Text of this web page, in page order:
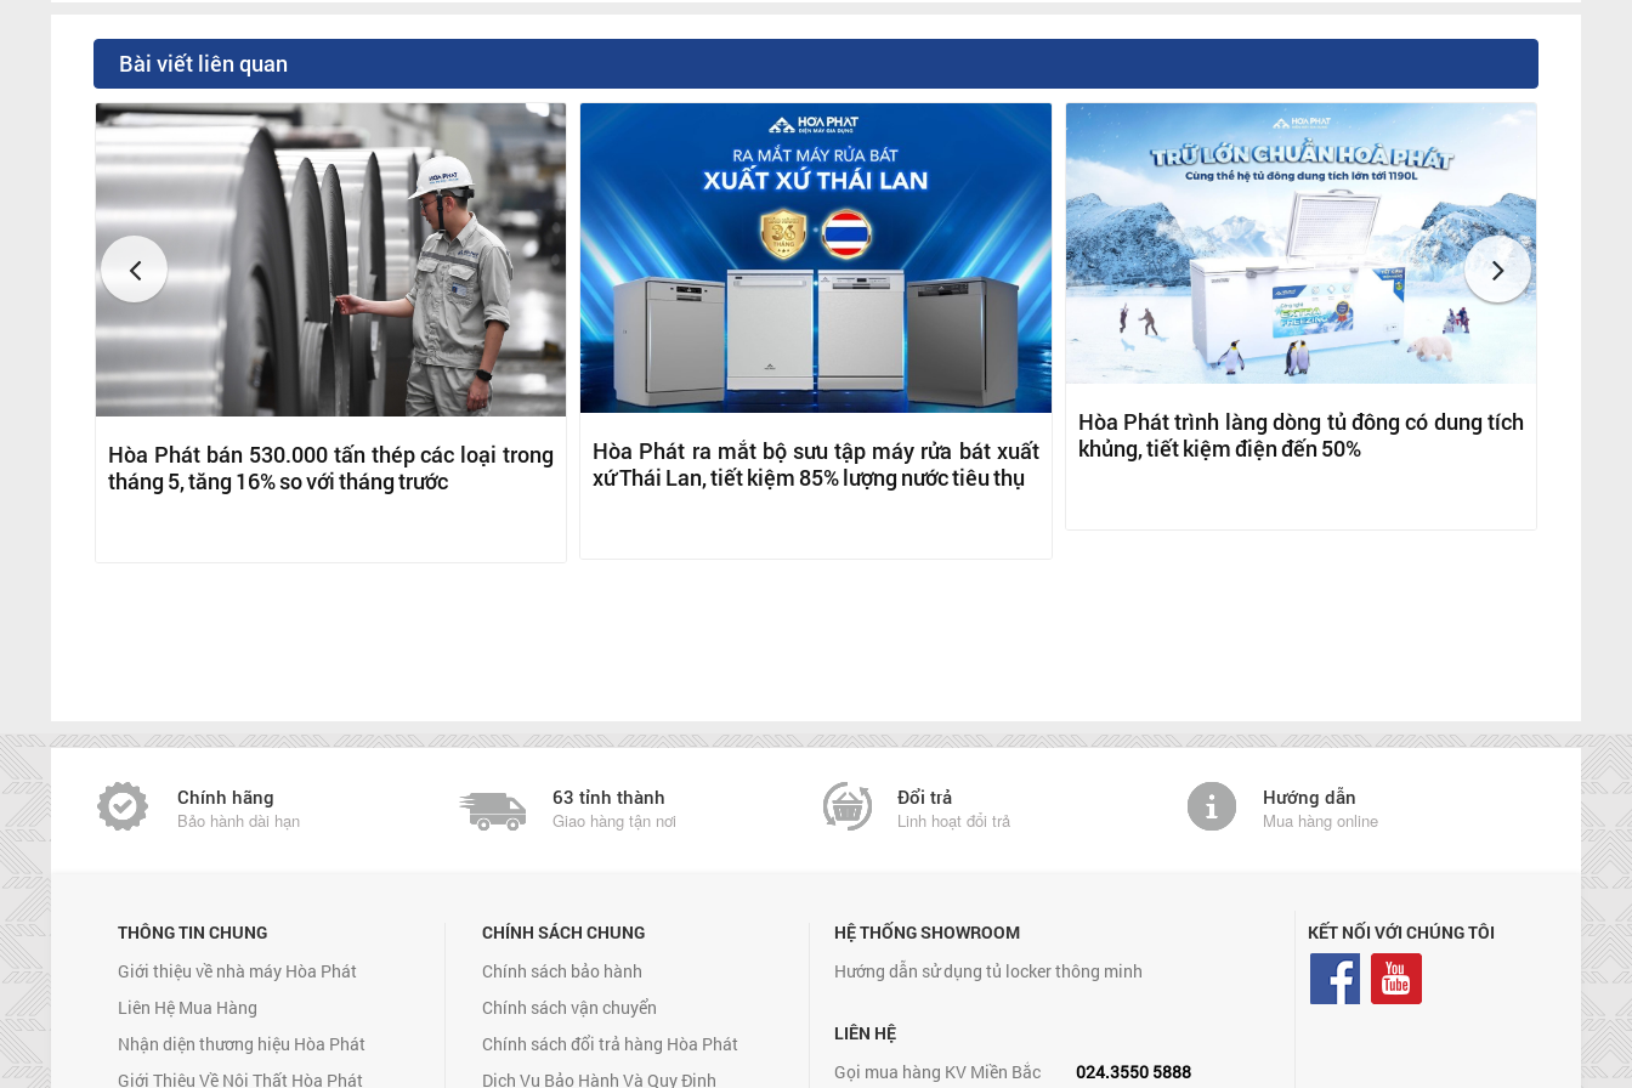
Bài viết liên quan
Hòa Phát bán 530.000 tấn thép các loại trong
tháng 5, tăng 16% so với tháng trước
Hòa Phát ra mắt bộ sưu tập máy rửa bát xuất
xứ Thái Lan, tiết kiệm 85% lượng nước tiêu thụ
Hòa Phát trình làng dòng tủ đông có dung tích
khủng, tiết kiệm điện đến 50%
Chính hãng
Bảo hành dài hạn
63 tỉnh thành
Giao hàng tận nơi
Đổi trả
Linh hoạt đổi trả
Hướng dẫn
Mua hàng online
THÔNG TIN CHUNG
Giới thiệu về nhà máy Hòa Phát
Liên Hệ Mua Hàng
Nhận diện thương hiệu Hòa Phát
Giới Thiệu Về Nội Thất Hòa Phát
CHÍNH SÁCH CHUNG
Chính sách bảo hành
Chính sách vận chuyển
Chính sách đổi trả hàng Hòa Phát
Dịch Vụ Bảo Hành Và Quy Định
HỆ THỐNG SHOWROOM
Hướng dẫn sử dụng tủ locker thông minh
LIÊN HỆ
Gọi mua hàng KV Miền Bắc
024.3550 5888
KẾT NỐI VỚI CHÚNG TÔI